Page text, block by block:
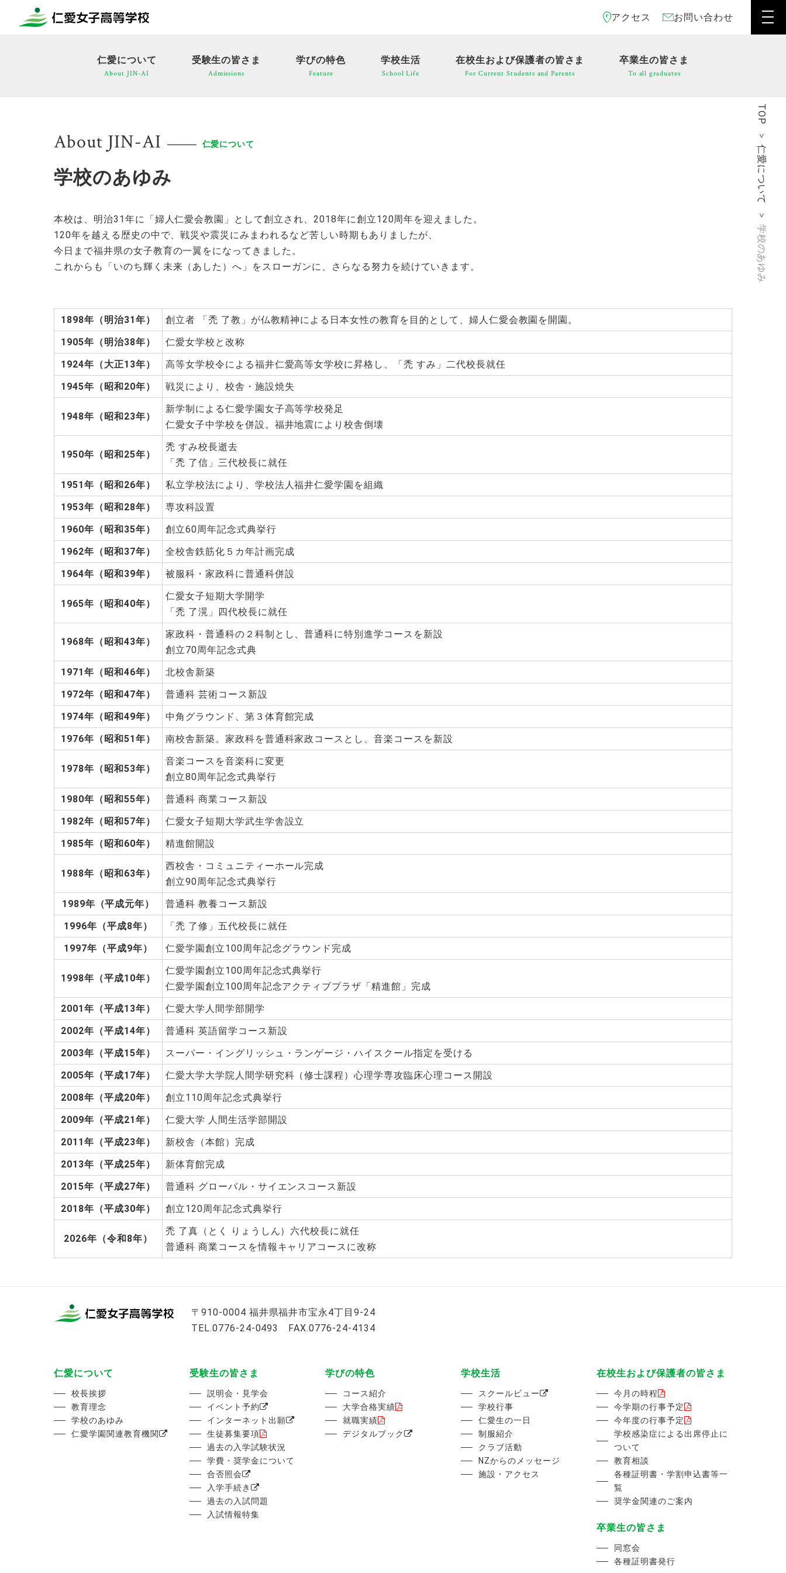
アクセス お問い合わせ
仁愛について
About JIN-AI
受験生の皆さま
Admissions
学びの特色
Feature
学校生活
School Life
在校生および保護者の皆さま
For Current Students and Parents
卒業生の皆さま
To all graduates
TOP
仁愛について
学校のあゆみ
About JIN-AI 仁愛について
学校のあゆみ
本校は、明治31年に「婦人仁愛会教園」として創立され、2018年に創立120周年を迎えました。
120年を越える歴史の中で、戦災や震災にみまわれるなど苦しい時期もありましたが、
今日まで福井県の女子教育の一翼をになってきました。
これからも「いのち輝く未来（あした）へ」をスローガンに、さらなる努力を続けていきます。
1898年（明治31年）
創立者 「禿 了教」が仏教精神による日本女性の教育を目的として、婦人仁愛会教園を開園。
1905年（明治38年）
仁愛女学校と改称
1924年（大正13年）
高等女学校令による福井仁愛高等女学校に昇格し、「禿 すみ」二代校長就任
1945年（昭和20年）
戦災により、校舎・施設焼失
1948年（昭和23年）
新学制による仁愛学園女子高等学校発足
仁愛女子中学校を併設。福井地震により校舎倒壊
1950年（昭和25年）
禿 すみ校長逝去
「禿 了信」三代校長に就任
1951年（昭和26年）
私立学校法により、学校法人福井仁愛学園を組織
1953年（昭和28年）
専攻科設置
1960年（昭和35年）
創立60周年記念式典挙行
1962年（昭和37年）
全校舎鉄筋化５カ年計画完成
1964年（昭和39年）
被服科・家政科に普通科併設
1965年（昭和40年）
仁愛女子短期大学開学
「禿 了滉」四代校長に就任
1968年（昭和43年）
家政科・普通科の２科制とし、普通科に特別進学コースを新設
創立70周年記念式典
1971年（昭和46年）
北校舎新築
1972年（昭和47年）
普通科 芸術コース新設
1974年（昭和49年）
中角グラウンド、第３体育館完成
1976年（昭和51年）
南校舎新築。家政科を普通科家政コースとし、音楽コースを新設
1978年（昭和53年）
音楽コースを音楽科に変更
創立80周年記念式典挙行
1980年（昭和55年）
普通科 商業コース新設
1982年（昭和57年）
仁愛女子短期大学武生学舎設立
1985年（昭和60年）
精進館開設
1988年（昭和63年）
西校舎・コミュニティーホール完成
創立90周年記念式典挙行
1989年（平成元年）
普通科 教養コース新設
1996年（平成8年）
「禿 了修」五代校長に就任
1997年（平成9年）
仁愛学園創立100周年記念グラウンド完成
1998年（平成10年）
仁愛学園創立100周年記念式典挙行
仁愛学園創立100周年記念アクティブプラザ「精進館」完成
2001年（平成13年）
仁愛大学人間学部開学
2002年（平成14年）
普通科 英語留学コース新設
2003年（平成15年）
スーパー・イングリッシュ・ランゲージ・ハイスクール指定を受ける
2005年（平成17年）
仁愛大学大学院人間学研究科（修士課程）心理学専攻臨床心理コース開設
2008年（平成20年）
創立110周年記念式典挙行
2009年（平成21年）
仁愛大学 人間生活学部開設
2011年（平成23年）
新校舎（本館）完成
2013年（平成25年）
新体育館完成
2015年（平成27年）
普通科 グローバル・サイエンスコース新設
2018年（平成30年）
創立120周年記念式典挙行
2026年（令和8年）
禿 了真（とく りょうしん）六代校長に就任
普通科 商業コースを情報キャリアコースに改称
〒910-0004 福井県福井市宝永4丁目9-24
TEL.0776-24-0493 FAX.0776-24-4134
仁愛について
校長挨拶
教育理念
学校のあゆみ
仁愛学園関連教育機関
受験生の皆さま
説明会・見学会
イベント予約
インターネット出願
生徒募集要項
過去の入学試験状況
学費・奨学金について
合否照会
入学手続き
過去の入試問題
入試情報特集
学びの特色
コース紹介
大学合格実績
就職実績
デジタルブック
学校生活
スクールビュー
学校行事
仁愛生の一日
制服紹介
クラブ活動
NZからのメッセージ
施設・アクセス
在校生および保護者の皆さま
今月の時程
今学期の行事予定
今年度の行事予定
学校感染症による出席停止に
ついて
教育相談
各種証明書・学割申込書等一
覧
奨学金関連のご案内
卒業生の皆さま
同窓会
各種証明書発行